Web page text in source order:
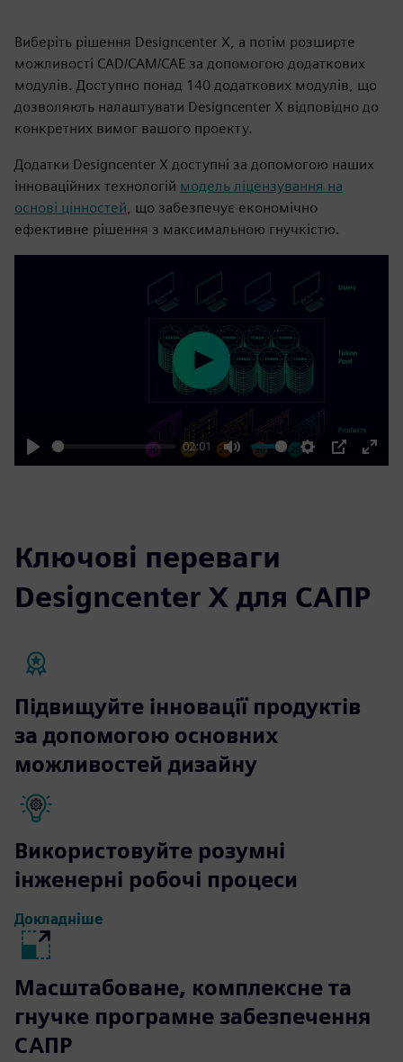
Виберіть рішення Designcenter X, а потім розширте
можливості CAD/CAM/CAE за допомогою додаткових
модулів. Доступно понад 140 додаткових модулів, що
дозволяють налаштувати Designcenter X відповідно до
конкретних вимог вашого проекту.
Додатки Designcenter X доступні за допомогою наших
інноваційних технологій модель ліцензування на
основі цінностей , що забезпечує економічно
ефективне рішення з максимальною гнучкістю.
Play
02:01
Mute Settings
PIP
Enter
Play
Ключові переваги
Designcenter X для САПР
Підвищуйте інновації продуктів
за допомогою основних
можливостей дизайну
Використовуйте розумні
інженерні робочі процеси
Докладніше
Масштабоване, комплексне та
гнучке програмне забезпечення
САПР